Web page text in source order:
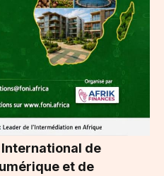
International de
et de